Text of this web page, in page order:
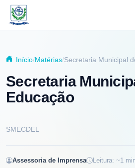
Pular para o conteúdo principal
Início Matérias Secretaria Municipal
Secretaria
Educação
SMECDEL
Assessoria de Imprensa Leitura: ~1